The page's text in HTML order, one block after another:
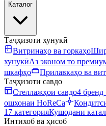
Каталог
Таҷҳизоти хунукӣ
Витринаҳо ва горкаҳо
хунукӣАз эконом то
шкафҳо
Прилавкаҳо ва
Таҷҳизоти савдо
Стеллажҳои савдо4 бренд
ошхонаи HoReCa
17 категорияКушодани
Интихоб ва ҳисоб